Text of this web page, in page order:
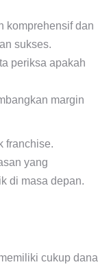
komprehensif dan
sukses.
periksa apakah
margin
franchise.
yang
di masa depan.
cukup dana